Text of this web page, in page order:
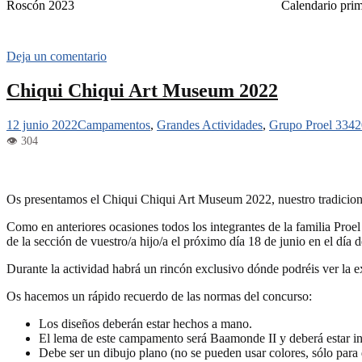
Roscón 2023 Calendario
Deja un comentario
Chiqui Chiqui Art Museum 2022
12 junio 2022Campamentos, Grandes Actividades, Grupo Proel 334
Os presentamos el Chiqui Chiqui Art Museum 2022, nuestro
Como en anteriores ocasiones todos los integrantes de la familia
de la sección de vuestro/a hijo/a el próximo día 18 de junio en el día
Durante la actividad habrá un rincón exclusivo dónde podréis ver la
Os hacemos un rápido recuerdo de las normas del concurso:
Los diseños deberán estar hechos a mano.
El lema de este campamento será Baamonde II y deberá estar
Debe ser un dibujo plano (no se pueden usar colores, sólo